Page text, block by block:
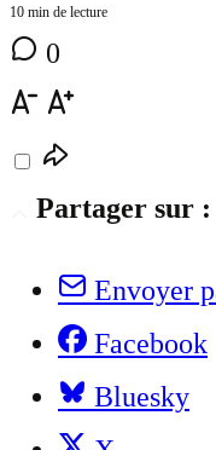
10 min de lecture
0
Partager sur :
Envoyer
Facebook
Bluesky